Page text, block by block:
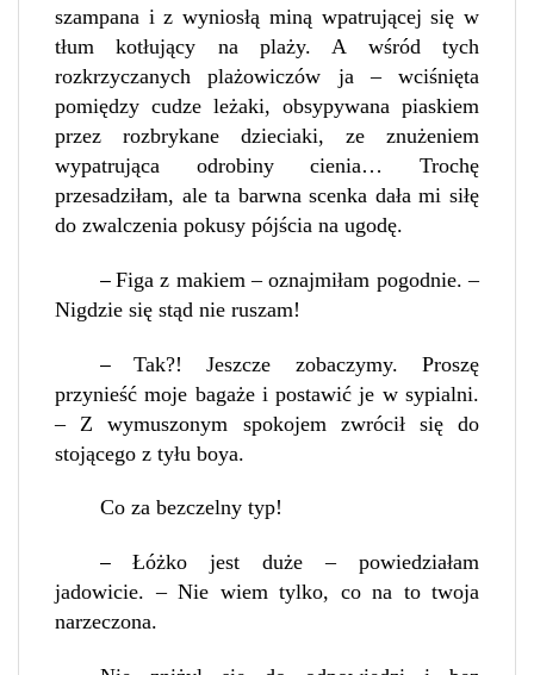
szampana i z wyniosłą miną wpatrującej się w
tłum kotłujący na plaży. A wśród tych
rozkrzyczanych plażowiczów ja – wciśnięta
pomiędzy cudze leżaki, obsypywana piaskiem
przez rozbrykane dzieciaki, ze znużeniem
wypatrująca odrobiny cienia… Trochę
przesadziłam, ale ta barwna scenka dała mi siłę
do zwalczenia pokusy pójścia na ugodę.
–Figa z makiem – oznajmiłam pogodnie. –
Nigdzie się stąd nie ruszam!
–Tak?! Jeszcze zobaczymy. Proszę
przynieść moje bagaże i postawić je w sypialni.
– Z wymuszonym spokojem zwrócił się do
stojącego z tyłu boya.
Co za bezczelny typ!
– Łóżko jest duże – powiedziałam
jadowicie. – Nie wiem tylko, co na to twoja
narzeczona.